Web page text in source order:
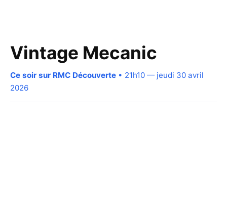
Vintage Mecanic
Ce soir sur RMC Découverte • 21h10 — jeudi 30 avril
2026